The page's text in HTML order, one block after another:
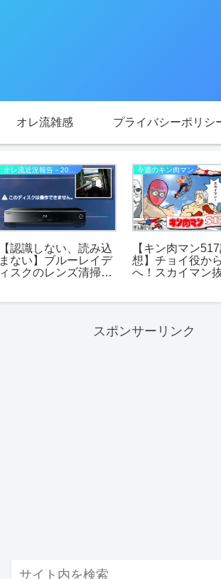
オレ流雑感 プライバシーポリシ
オレ流近況報告－2021年
【認識しない、読み込
まない】ブルーレイデ
ィスクのレンズ清掃に
今週のキン肉マン
【キン肉マン
想】チョイ役か
へ！スカイマン
スポンサーリンク